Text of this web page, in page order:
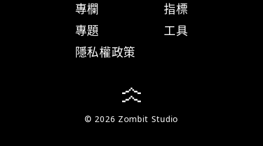
專欄
專題
隱私權政策
指標
工具
© 2026 Zombit Studio